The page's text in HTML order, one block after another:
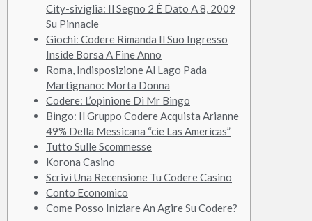
City-siviglia: Il Segno 2 È Dato A 8, 2009
Su Pinnacle
Giochi: Codere Rimanda Il Suo Ingresso
Inside Borsa A Fine Anno
Roma, Indisposizione Al Lago Pada
Martignano: Morta Donna
Codere: L’opinione Di Mr Bingo
Bingo: Il Gruppo Codere Acquista Arianne
49% Della Messicana “cie Las Americas”
Tutto Sulle Scommesse
Korona Casino
Scrivi Una Recensione Tu Codere Casino
Conto Economico
Come Posso Iniziare An Agire Su Codere?